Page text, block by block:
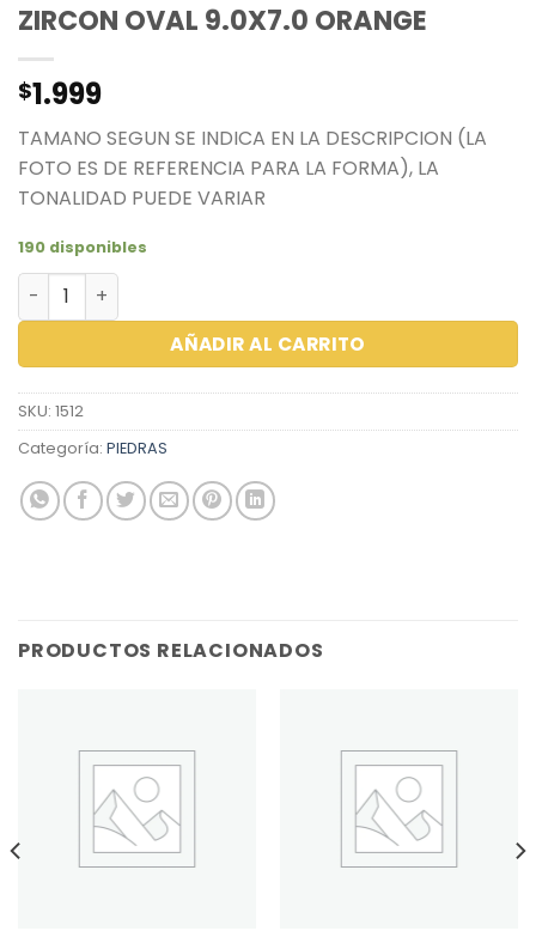
ZIRCON OVAL 9.0X7.0 ORANGE
$1.999
TAMANO SEGUN SE INDICA EN LA DESCRIPCION (LA
FOTO ES DE REFERENCIA PARA LA FORMA), LA
TONALIDAD PUEDE VARIAR
190 disponibles
ZIRCON OVAL 9.0X7.0 ORANGE cantidad
AÑADIR AL CARRITO
SKU: 1512
Categoría: PIEDRAS
PRODUCTOS RELACIONADOS